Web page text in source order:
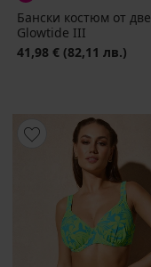
Бански костюм от
Glowtide III
41,98 € (82,11 лв.)